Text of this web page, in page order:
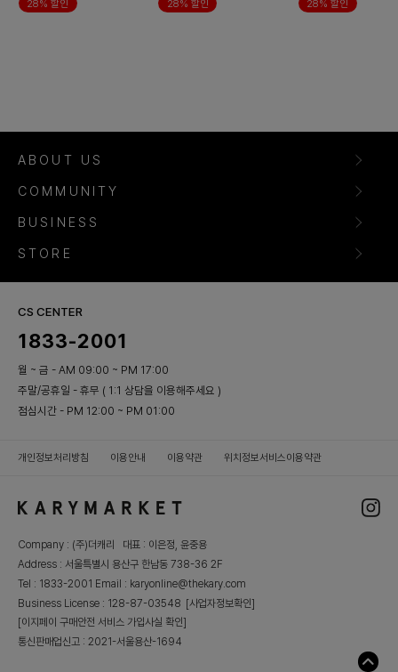
28% 할인 28% 할인 28% 할인
ABOUT US
COMMUNITY
BUSINESS
STORE
CS CENTER
1833-2001
월 ~ 금 - AM 09:00 ~ PM 17:00
주말/공휴일 - 휴무 ( 1:1 상담을 이용해주세요 )
점심시간 - PM 12:00 ~ PM 01:00
개인정보처리방침 이용안내 이용약관 위치정보서비스이용약관
Company : (주)더캐리 대표 : 이은정, 윤중용
Address : 서울특별시 용산구 한남동 738-36 2F
Tel : 1833-2001 Email : karyonline@thekary.com
Business License : 128-87-03548 [사업자정보확인]
[이지페이 구매안전 서비스 가입사실 확인]
통신판매업신고 : 2021-서울용산-1694